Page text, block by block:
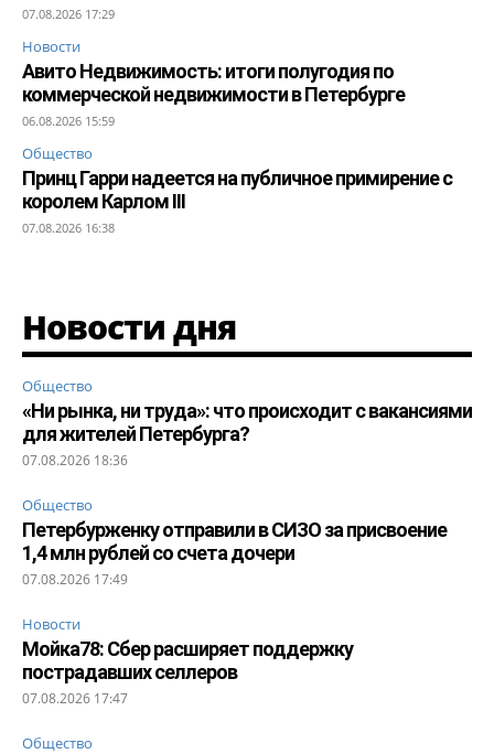
07.08.2026 17:29
Новости
Авито Недвижимость: итоги полугодия по
коммерческой недвижимости в Петербурге
06.08.2026 15:59
Общество
Принц Гарри надеется на публичное примирение с
королем Карлом III
07.08.2026 16:38
Новости дня
Общество
«Ни рынка, ни труда»: что происходит с вакансиями
для жителей Петербурга?
07.08.2026 18:36
Общество
Петербурженку отправили в СИЗО за присвоение
1,4 млн рублей со счета дочери
07.08.2026 17:49
Новости
Мойка78: Сбер расширяет поддержку
пострадавших селлеров
07.08.2026 17:47
Общество